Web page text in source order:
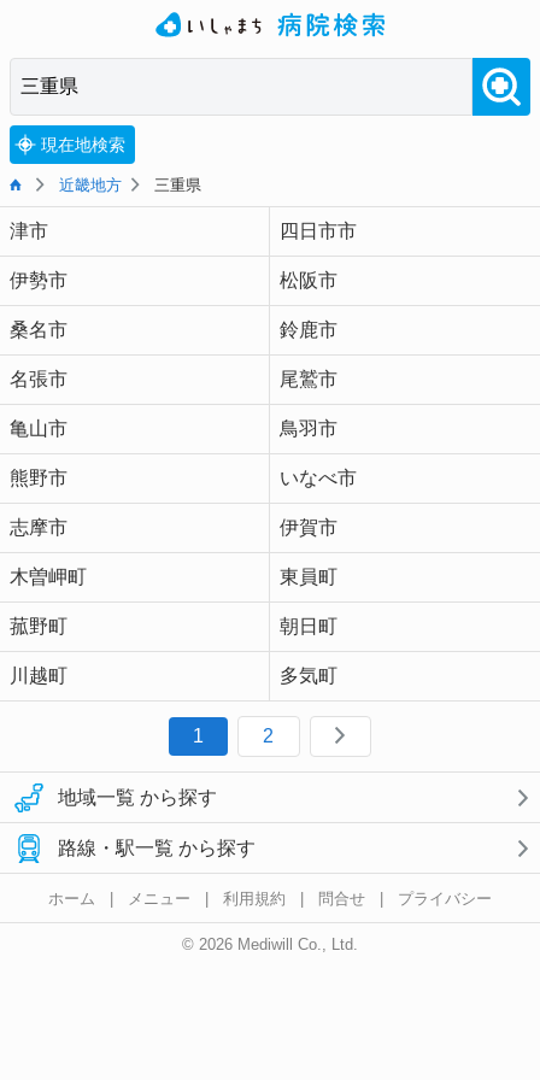
現在地検索
近畿地方 三重県
津市 四日市市
伊勢市 松阪市
桑名市 鈴鹿市
名張市 尾鷲市
亀山市 鳥羽市
熊野市 いなべ市
志摩市 伊賀市
木曽岬町 東員町
菰野町 朝日町
川越町 多気町
1 2
地域一覧 から探す
路線・駅一覧 から探す
ホーム | メニュー | 利用規約 | 問合せ | プライバシー
© 2026 Mediwill Co., Ltd.